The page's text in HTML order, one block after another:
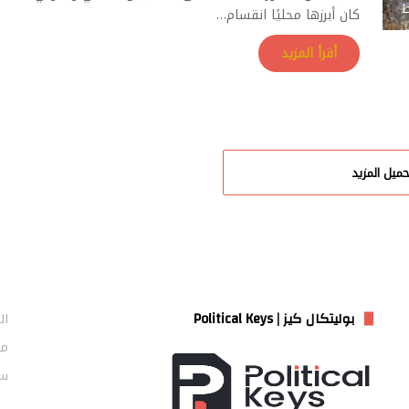
كان أبرزها محليًا انقسام…
أقرأ المزيد
المزيد
بوليتكال كيز | Political Keys